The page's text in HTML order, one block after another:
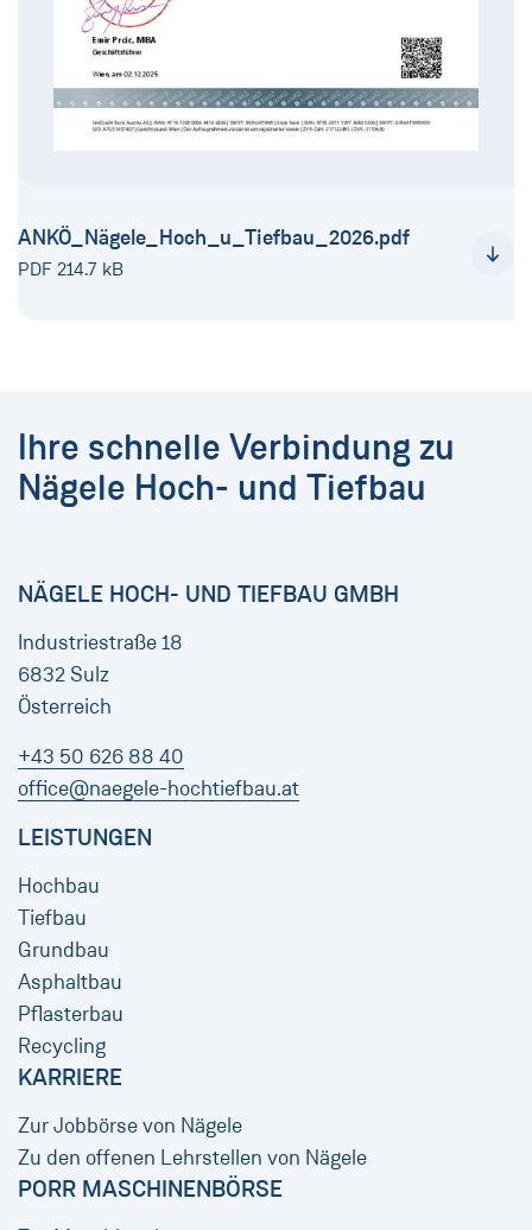
ANKÖ_Nägele_Hoch_u_Tiefbau_2026.pdf
PDF 214.7 kB
Ihre schnelle Verbindung zu
Nägele Hoch- und Tiefbau
NÄGELE HOCH- UND TIEFBAU GMBH
Industriestraße 18
6832 Sulz
Österreich
+43 50 626 88 40
office@naegele-hochtiefbau.at
LEISTUNGEN
Hochbau
Tiefbau
Grundbau
Asphaltbau
Pflasterbau
Recycling
KARRIERE
Zur Jobbörse von Nägele
Zu den offenen Lehrstellen von Nägele
PORR MASCHINENBÖRSE